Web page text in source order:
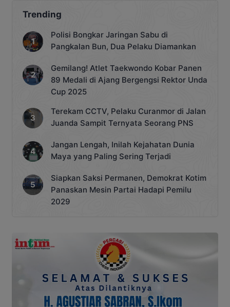
Trending
Polisi Bongkar Jaringan Sabu di
Pangkalan Bun, Dua Pelaku Diamankan
Gemilang! Atlet Taekwondo Kobar Panen
89 Medali di Ajang Bergengsi Rektor Unda
Cup 2025
Terekam CCTV, Pelaku Curanmor di Jalan
Juanda Sampit Ternyata Seorang PNS
Jangan Lengah, Inilah Kejahatan Dunia
Maya yang Paling Sering Terjadi
Siapkan Saksi Permanen, Demokrat Kotim
Panaskan Mesin Partai Hadapi Pemilu
2029